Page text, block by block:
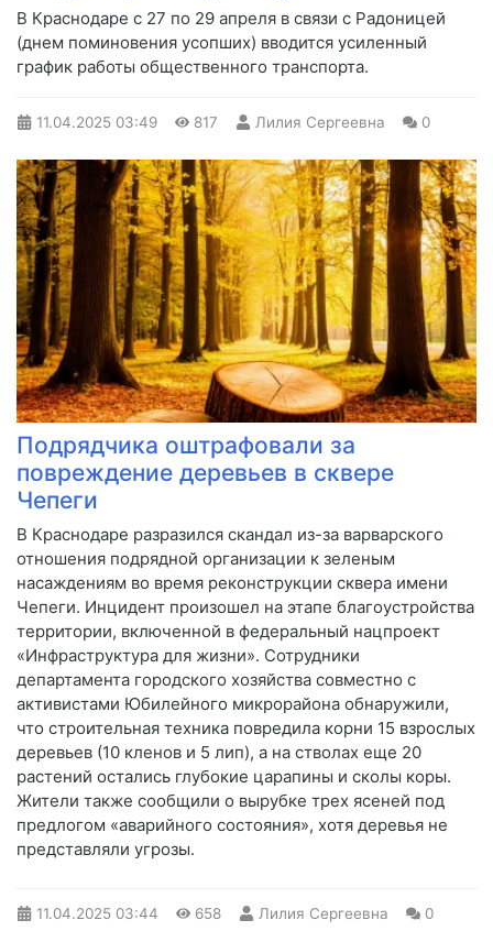
В Краснодаре с 27 по 29 апреля в связи с Радоницей
(днем поминовения усопших) вводится усиленный
график работы общественного транспорта.
11.04.2025 03:49 817 Лилия Сергеевна 0
Подрядчика оштрафовали за
повреждение деревьев в сквере
Чепеги
В Краснодаре разразился скандал из-за варварского
отношения подрядной организации к зеленым
насаждениям во время реконструкции сквера имени
Чепеги. Инцидент произошел на этапе благоустройства
территории, включенной в федеральный нацпроект
«Инфраструктура для жизни». Сотрудники
департамента городского хозяйства совместно с
активистами Юбилейного микрорайона обнаружили,
что строительная техника повредила корни 15 взрослых
деревьев (10 кленов и 5 лип), а на стволах еще 20
растений остались глубокие царапины и сколы коры.
Жители также сообщили о вырубке трех ясеней под
предлогом «аварийного состояния», хотя деревья не
представляли угрозы.
11.04.2025 03:44 658 Лилия Сергеевна 0